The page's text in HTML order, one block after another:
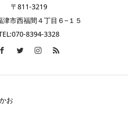
〒811-3219
津市西福間４丁目６−１５
8394-3328
お